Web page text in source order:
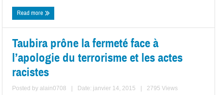
Read more
Taubira prône la fermeté face à
l’apologie du terrorisme et les actes
racistes
Posted byalain0708 Date: janvier 14, 2015 2795 Views